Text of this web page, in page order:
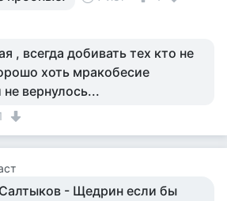
, всегда добивать тех кто не
хоть мракобесие
вернулось...
- Щедрин если бы